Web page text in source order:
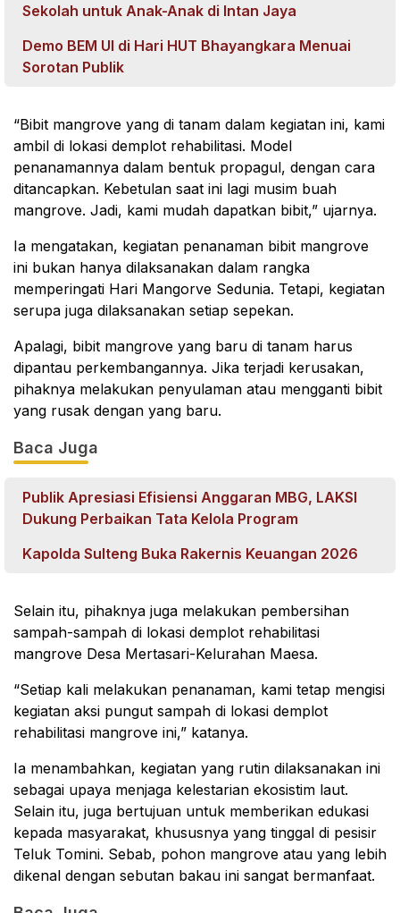
Sekolah untuk Anak-Anak di Intan Jaya
Demo BEM UI di Hari HUT Bhayangkara Menuai
Sorotan Publik
“Bibit mangrove yang di tanam dalam kegiatan ini, kami
ambil di lokasi demplot rehabilitasi. Model
penanamannya dalam bentuk propagul, dengan cara
ditancapkan. Kebetulan saat ini lagi musim buah
mangrove. Jadi, kami mudah dapatkan bibit,” ujarnya.
Ia mengatakan, kegiatan penanaman bibit mangrove
ini bukan hanya dilaksanakan dalam rangka
memperingati Hari Mangorve Sedunia. Tetapi, kegiatan
serupa juga dilaksanakan setiap sepekan.
Apalagi, bibit mangrove yang baru di tanam harus
dipantau perkembangannya. Jika terjadi kerusakan,
pihaknya melakukan penyulaman atau mengganti bibit
yang rusak dengan yang baru.
Baca Juga
Publik Apresiasi Efisiensi Anggaran MBG, LAKSI
Dukung Perbaikan Tata Kelola Program
Kapolda Sulteng Buka Rakernis Keuangan 2026
Selain itu, pihaknya juga melakukan pembersihan
sampah-sampah di lokasi demplot rehabilitasi
mangrove Desa Mertasari-Kelurahan Maesa.
“Setiap kali melakukan penanaman, kami tetap mengisi
kegiatan aksi pungut sampah di lokasi demplot
rehabilitasi mangrove ini,” katanya.
Ia menambahkan, kegiatan yang rutin dilaksanakan ini
sebagai upaya menjaga kelestarian ekosistim laut.
Selain itu, juga bertujuan untuk memberikan edukasi
kepada masyarakat, khususnya yang tinggal di pesisir
Teluk Tomini. Sebab, pohon mangrove atau yang lebih
dikenal dengan sebutan bakau ini sangat bermanfaat.